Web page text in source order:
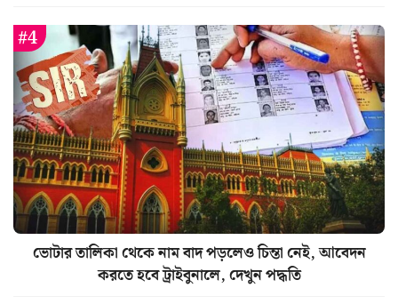
ভোটার তালিকা থেকে নাম বাদ পড়লেও চিন্তা নেই, আবেদন
করতে হবে ট্রাইবুনালে, দেখুন পদ্ধতি